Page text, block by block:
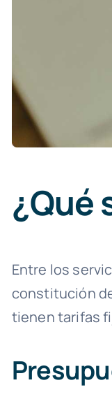
¿Qué
Entre los
constitución
tienen tarifas